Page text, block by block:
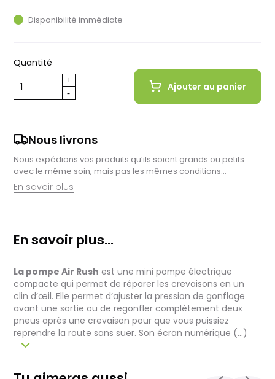
Disponibilité immédiate
Quantité
Ajouter au panier
Nous livrons
Nous expédions vos produits qu’ils soient grands ou petits
avec le même soin, mais pas les mêmes conditions…
En savoir plus
achats à domicile, mais il est encore plus gratifiant de vous
accueillir en magasin. Commandez en ligne et récupérez vos
Pensez à préciser le lieu de retrait lors de votre commande,
et nous vous informerons dès que vos articles seront prêts à
être récupérés.
Livraison de vélos complets :
Après des réglages minutieux effectués par nos techniciens,
votre vélo est soigneusement emballé dans un carton conçu
pour faciliter sa réception.
contrôle et l'expédition est en moyenne d’une à deux
En savoir plus...
La pompe Air Rush est une mini pompe électrique
compacte qui permet de réparer les crevaisons en un
clin d’œil. Elle permet d’ajuster la pression de gonflage
avant une sortie ou de regonfler complètement deux
pneus après une crevaison pour que vous puissiez
reprendre la route sans suer. Son écran numérique (...)